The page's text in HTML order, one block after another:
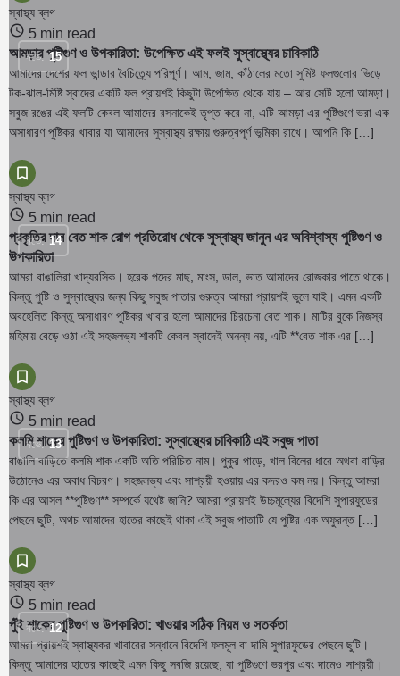
স্বাস্থ্য ব্লগ
নভে. 15
5 min read
আমড়ার পুষ্টিগুণ ও উপকারিতা: উপেক্ষিত এই ফলই সুস্বাস্থ্যের চাবিকাঠি
আমাদের দেশের ফল ভান্ডার বৈচিত্র্যে পরিপূর্ণ। আম, জাম, কাঁঠালের মতো সুমিষ্ট ফলগুলোর ভিড়ে
টক-ঝাল-মিষ্টি স্বাদের একটি ফল প্রায়শই কিছুটা উপেক্ষিত থেকে যায় – আর সেটি হলো আমড়া।
সবুজ রঙের এই ফলটি কেবল আমাদের রসনাকেই তৃপ্ত করে না, এটি আমড়া এর পুষ্টিগুণে ভরা এক
অসাধারণ পুষ্টিকর খাবার যা আমাদের সুস্বাস্থ্য রক্ষায় গুরুত্বপূর্ণ ভূমিকা রাখে। আপনি কি […]
স্বাস্থ্য ব্লগ
নভে. 14
5 min read
প্রকৃতির দান বেত শাক রোগ প্রতিরোধ থেকে সুস্বাস্থ্য জানুন এর অবিশ্বাস্য পুষ্টিগুণ ও
উপকারিতা
আমরা বাঙালিরা খাদ্যরসিক। হরেক পদের মাছ, মাংস, ডাল, ভাত আমাদের রোজকার পাতে থাকে।
কিন্তু পুষ্টি ও সুস্বাস্থ্যের জন্য কিছু সবুজ পাতার গুরুত্ব আমরা প্রায়শই ভুলে যাই। এমন একটি
অবহেলিত কিন্তু অসাধারণ পুষ্টিকর খাবার হলো আমাদের চিরচেনা বেত শাক। মাটির বুকে নিজস্ব
মহিমায় বেড়ে ওঠা এই সহজলভ্য শাকটি কেবল স্বাদেই অনন্য নয়, এটি **বেত শাক এর […]
স্বাস্থ্য ব্লগ
নভে. 13
5 min read
কলমি শাকের পুষ্টিগুণ ও উপকারিতা: সুস্বাস্থ্যের চাবিকাঠি এই সবুজ পাতা
বাঙালি বাড়িতে কলমি শাক একটি অতি পরিচিত নাম। পুকুর পাড়ে, খাল বিলের ধারে অথবা বাড়ির
উঠোনেও এর অবাধ বিচরণ। সহজলভ্য এবং সাশ্রয়ী হওয়ায় এর কদরও কম নয়। কিন্তু আমরা
কি এর আসল **পুষ্টিগুণ** সম্পর্কে যথেষ্ট জানি? আমরা প্রায়শই উচ্চমূল্যের বিদেশি সুপারফুডের
পেছনে ছুটি, অথচ আমাদের হাতের কাছেই থাকা এই সবুজ পাতাটি যে পুষ্টির এক অফুরন্ত […]
স্বাস্থ্য ব্লগ
নভে. 12
5 min read
পুঁই শাকের পুষ্টিগুণ ও উপকারিতা: খাওয়ার সঠিক নিয়ম ও সতর্কতা
আমরা প্রায়শই স্বাস্থ্যকর খাবারের সন্ধানে বিদেশি ফলমূল বা দামি সুপারফুডের পেছনে ছুটি।
কিন্তু আমাদের হাতের কাছেই এমন কিছু সবজি রয়েছে, যা পুষ্টিগুণে ভরপুর এবং দামেও সাশ্রয়ী।